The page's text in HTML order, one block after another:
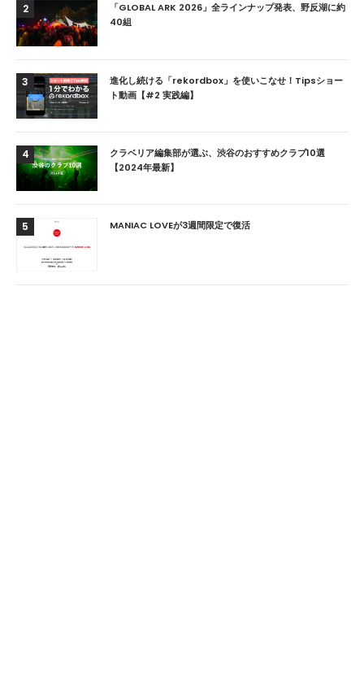
2
「GLOBAL ARK 2026」全ラインナップ発表、野反湖に約
40組
3
進化し続ける「rekordbox」を使いこなせ！Tipsショー
ト動画【#2 実践編】
4
クラベリア編集部が選ぶ、渋谷のおすすめクラブ10選
【2024年最新】
5 MANIAC LOVEが3週間限定で復活